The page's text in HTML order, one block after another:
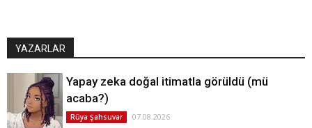
YAZARLAR
Yapay zeka doğal itimatla görüldü (mü
acaba?)
Rüya Şahsuvar 07.08.2026